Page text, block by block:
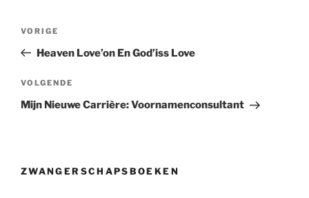
Vorig
bericht
VORIGE
Heaven Love’on En God’iss Love
Volgend
bericht
VOLGENDE
Mijn Nieuwe Carrière: Voornamenconsultant
ZWANGERSCHAPSBOEKEN